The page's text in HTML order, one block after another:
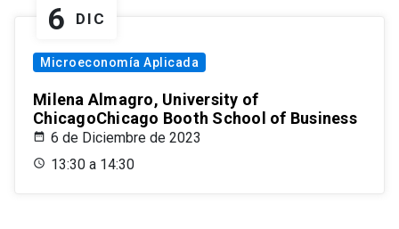
6 DIC
Microeconomía Aplicada
Milena Almagro, University of
ChicagoChicago Booth School of Business
6 de Diciembre de 2023
13:30 a 14:30